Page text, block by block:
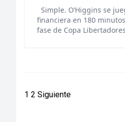
Simple. O’Higgins se
financiera en 180
fase de Copa
Paginación
1 2 Siguiente